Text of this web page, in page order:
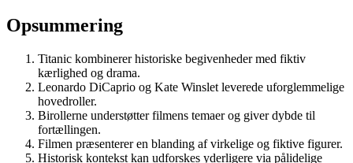
Opsummering
Titanic kombinerer historiske begivenheder med fiktiv
kærlighed og drama.
Leonardo DiCaprio og Kate Winslet leverede uforglemmelige
hovedroller.
Birollerne understøtter filmens temaer og giver dybde til
fortællingen.
Filmen præsenterer en blanding af virkelige og fiktive figurer.
Historisk kontekst kan udforskes yderligere via pålidelige